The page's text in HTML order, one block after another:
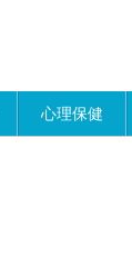
心理保健